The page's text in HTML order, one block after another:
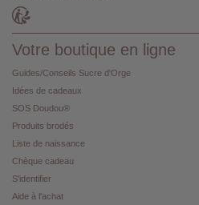
Votre boutique en ligne
Guides/Conseils Sucre d'Orge
Idées de cadeaux
SOS Doudou®
Produits brodés
Liste de naissance
Chèque cadeau
S'identifier
Aide à l'achat